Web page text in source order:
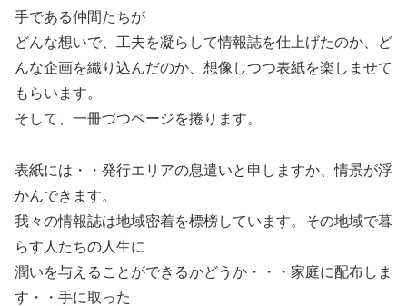
手である仲間たちが
どんな想いで、工夫を凝らして情報誌を仕上げたのか、ど
んな企画を織り込んだのか、想像しつつ表紙を楽しませて
もらいます。
そして、一冊づつページを捲ります。
表紙には・・発行エリアの息遣いと申しますか、情景が浮
かんできます。
我々の情報誌は地域密着を標榜しています。その地域で暮
らす人たちの人生に
潤いを与えることができるかどうか・・・家庭に配布しま
す・・手に取った